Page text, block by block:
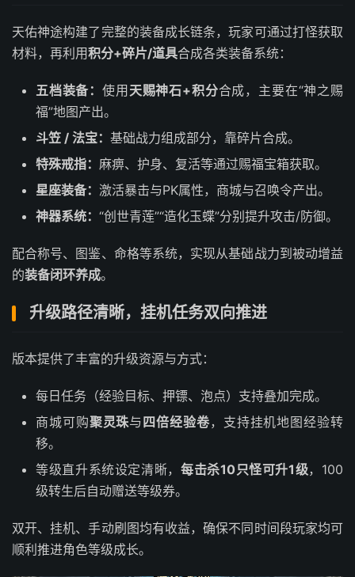
天佑神途构建了完整的装备成长链条，玩家可通过打怪获取
材料，再利用积分+碎片/道具合成各类装备系统：
五档装备：使用天赐神石+积分合成，主要在“神之赐
福”地图产出。
斗笠 / 法宝： 基础战力组成部分，靠碎片合成。
特殊戒指： 麻痹、护身、复活等通过赐福宝箱获取。
星座装备： 激活暴击与PK属性，商城与召唤令产出。
神器系统： “创世青莲”“造化玉蝶”分别提升攻击/防御。
配合称号、图鉴、命格等系统，实现从基础战力到被动增益
的装备闭环养成。
升级路径清晰，挂机任务双向推进
版本提供了丰富的升级资源与方式：
每日任务（经验目标、押镖、泡点）支持叠加完成。
商城可购聚灵珠与四倍经验卷，支持挂机地图经验转
移。
等级直升系统设定清晰， 每击杀10只怪可升1级，100
级转生后自动赠送等级券。
双开、挂机、手动刷图均有收益，确保不同时间段玩家均可
顺利推进角色等级成长。